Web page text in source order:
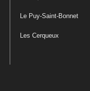
Le Puy-Saint-Bonnet
Les Cerqueux